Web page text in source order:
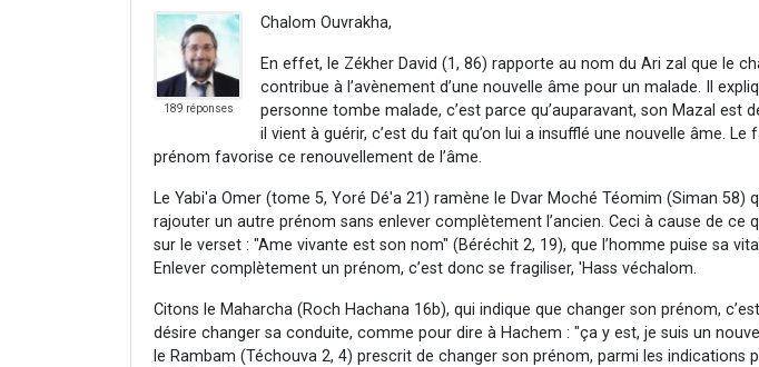
189 réponses
Chalom Ouvrakha,
En effet, le Zékher David (1, 86) rapporte au nom du Ari zal que le
contribue à l’avènement d’une nouvelle âme pour un malade. Il
personne tombe malade, c’est parce qu’auparavant, son Mazal est
il vient à guérir, c’est du fait qu’on lui a insufflé une nouvelle âme. Le
prénom favorise ce renouvellement de l’âme.
Le Yabi'a Omer (tome 5, Yoré Dé'a 21) ramène le Dvar Moché Téomim (Siman 58)
rajouter un autre prénom sans enlever complètement l’ancien. Ceci à cause de ce
sur le verset : "Ame vivante est son nom" (Béréchit 2, 19), que l’homme puise sa
Enlever complètement un prénom, c’est donc se fragiliser, 'Hass véchalom.
Citons le Maharcha (Roch Hachana 16b), qui indique que changer son prénom,
désire changer sa conduite, comme pour dire à Hachem : "ça y est, je suis un
le Rambam (Téchouva 2, 4) prescrit de changer son prénom, parmi les indications